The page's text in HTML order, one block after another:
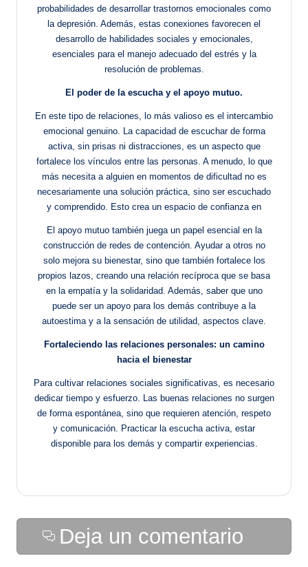
probabilidades de desarrollar trastornos emocionales como
la depresión. Además, estas conexiones favorecen el
desarrollo de habilidades sociales y emocionales,
esenciales para el manejo adecuado del estrés y la
resolución de problemas.
El poder de la escucha y el apoyo mutuo.
En este tipo de relaciones, lo más valioso es el intercambio
emocional genuino. La capacidad de escuchar de forma
activa, sin prisas ni distracciones, es un aspecto que
fortalece los vínculos entre las personas. A menudo, lo que
más necesita a alguien en momentos de dificultad no es
necesariamente una solución práctica, sino ser escuchado
y comprendido. Esto crea un espacio de confianza en
El apoyo mutuo también juega un papel esencial en la
construcción de redes de contención. Ayudar a otros no
solo mejora su bienestar, sino que también fortalece los
propios lazos, creando una relación recíproca que se basa
en la empatía y la solidaridad. Además, saber que uno
puede ser un apoyo para los demás contribuye a la
autoestima y a la sensación de utilidad, aspectos clave.
Fortaleciendo las relaciones personales: un camino
hacia el bienestar
Para cultivar relaciones sociales significativas, es necesario
dedicar tiempo y esfuerzo. Las buenas relaciones no surgen
de forma espontánea, sino que requieren atención, respeto
y comunicación. Practicar la escucha activa, estar
disponible para los demás y compartir experiencias.
Deja un comentario